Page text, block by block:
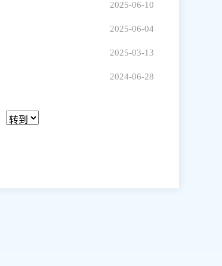
2025-06-10
2025-06-04
2025-03-13
2024-06-28